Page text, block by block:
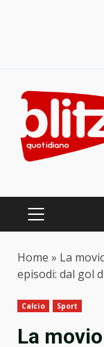
content
PRIMARY
Home » La
episodi: dal gol
Calcio Sport
La